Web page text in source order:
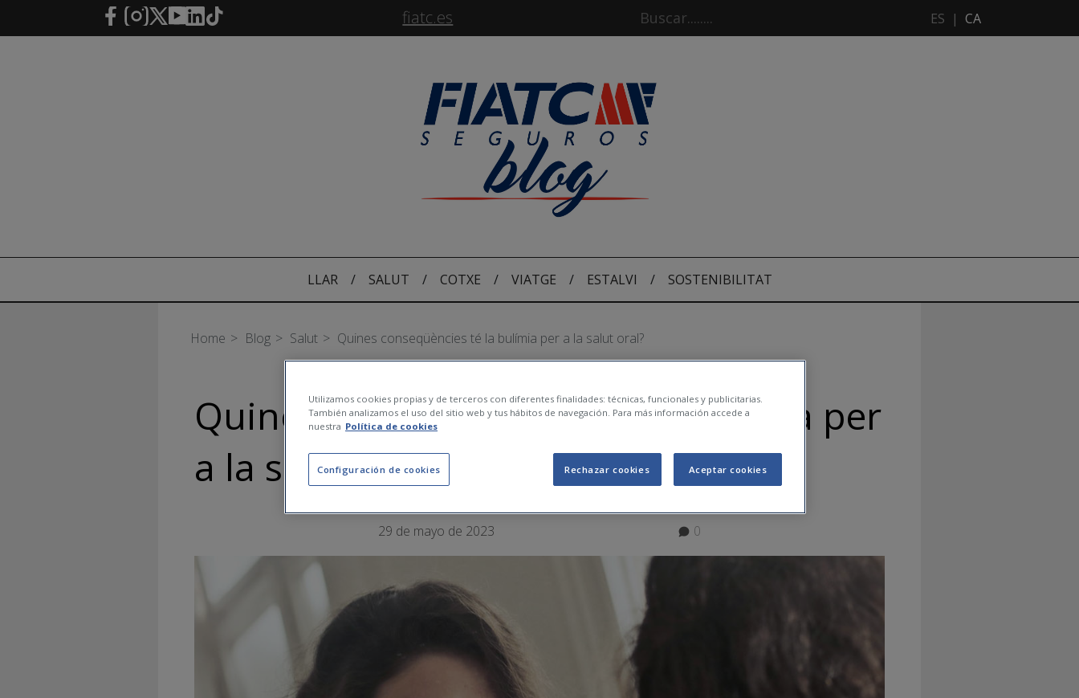
Salta al contingut principal fiatc.es ES | CA
LLAR / SALUT / COTXE / VIATGE / ESTALVI / SOSTENIBILITAT
Home Blog Salut Quines conseqüències té la bulímia per a la salut oral?
Quines conseqüències té la bulímia per
a la salut oral?
29 de mayo de 2023 0
Utilizamos cookies propias y de terceros con diferentes finalidades: técnicas, funcionales y publicitarias.
También analizamos el uso del sitio web y tus hábitos de navegación. Para más información accede a
nuestra Política de cookies
Configuración de cookies Rechazar cookies Aceptar cookies